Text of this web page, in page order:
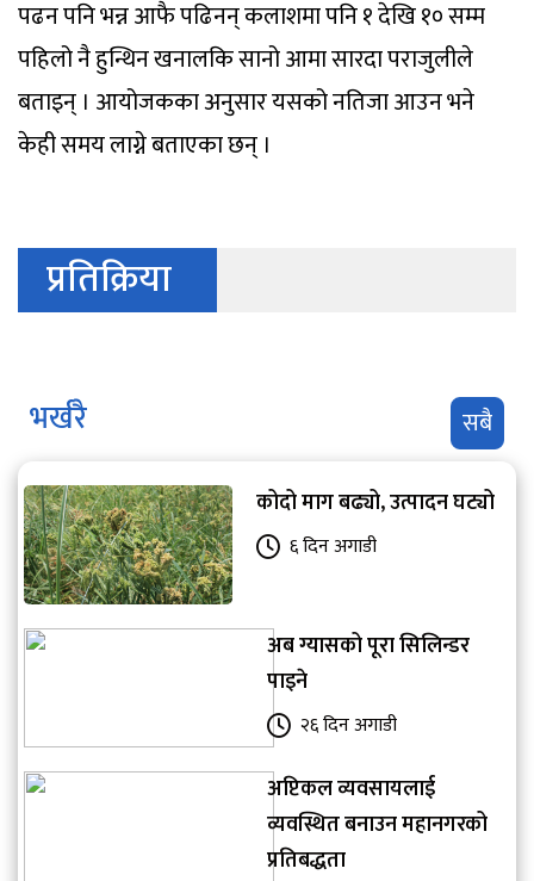
पढन पनि भन्न आफै पढिनन् कलाशमा पनि १ देखि १० सम्म
पहिलो नै हुन्थिन खनालकि सानो आमा सारदा पराजुलीले
बताइन् । आयोजकका अनुसार यसको नतिजा आउन भने
केही समय लाग्ने बताएका छन् ।
प्रतिक्रिया
भर्खरै सबै
कोदो माग बढ्यो, उत्पादन घट्यो
६ दिन अगाडी
अब ग्यासको पूरा सिलिन्डर
पाइने
२६ दिन अगाडी
अप्टिकल व्यवसायलाई
व्यवस्थित बनाउन महानगरको
प्रतिबद्धता